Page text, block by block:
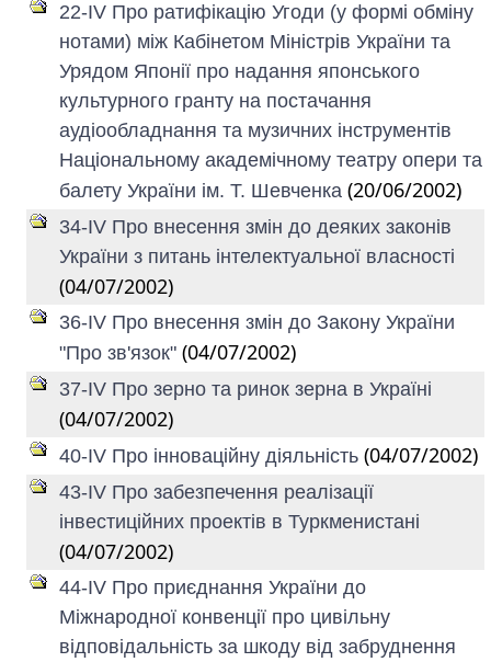
22-IV Про ратифікацію Угоди (у формі обміну
нотами) між Кабінетом Міністрів України та
Урядом Японії про надання японського
культурного гранту на постачання
аудіообладнання та музичних інструментів
Національному академічному театру опери та
балету України ім. Т. Шевченка (20/06/2002)
34-IV Про внесення змін до деяких законів
України з питань інтелектуальної власності
(04/07/2002)
36-IV Про внесення змін до Закону України
"Про зв'язок" (04/07/2002)
37-IV Про зерно та ринок зерна в Україні
(04/07/2002)
40-IV Про інноваційну діяльність (04/07/2002)
43-IV Про забезпечення реалізації
інвестиційних проектів в Туркменистані
(04/07/2002)
44-IV Про приєднання України до
Міжнародної конвенції про цивільну
відповідальність за шкоду від забруднення